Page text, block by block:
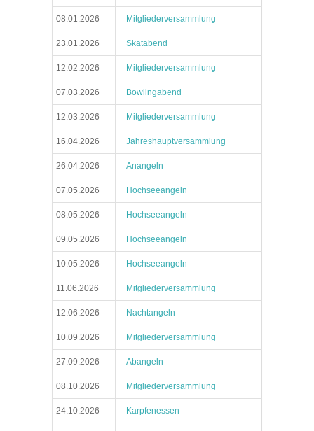
08.01.2026 Mitgliederversammlung
23.01.2026 Skatabend
12.02.2026 Mitgliederversammlung
07.03.2026 Bowlingabend
12.03.2026 Mitgliederversammlung
16.04.2026 Jahreshauptversammlung
26.04.2026 Anangeln
07.05.2026 Hochseeangeln
08.05.2026 Hochseeangeln
09.05.2026 Hochseeangeln
10.05.2026 Hochseeangeln
11.06.2026 Mitgliederversammlung
12.06.2026 Nachtangeln
10.09.2026 Mitgliederversammlung
27.09.2026 Abangeln
08.10.2026 Mitgliederversammlung
24.10.2026 Karpfenessen